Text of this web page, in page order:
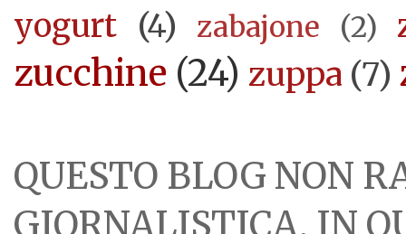
yogurt (4) zabajone (2)
zucchine (24) zuppa (7)
QUESTO BLOG NON